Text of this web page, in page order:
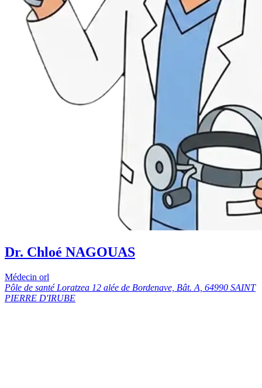
Dr. Chloé NAGOUAS
Médecin orl
Pôle de santé Loratzea 12 alée de Bordenave, Bât. A, 64990 SAINT
PIERRE D'IRUBE